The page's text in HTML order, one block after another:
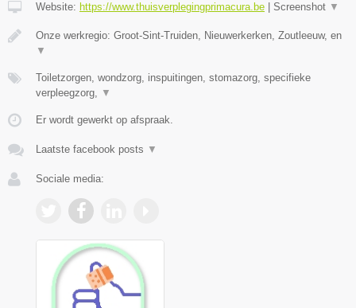
Website: https://www.thuisverplegingprimacura.be Screenshot ▼
Onze werkregio: Groot-Sint-Truiden, Nieuwerkerken, Zoutleeuw, en
▼
Toiletzorgen, wondzorg, inspuitingen, stomazorg, specifieke
verpleegzorg, ▼
Er wordt gewerkt op afspraak.
Laatste facebook posts ▼
Sociale media: